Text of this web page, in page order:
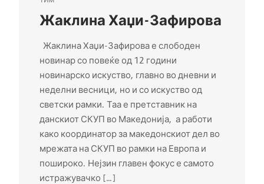
Жаклина Хаџи-Зафирова
Жаклина Хаџи-Зафирова е слободен
новинар со повеќе од 12 години
новинарско искуство, главно во дневни и
неделни весници, но и со искуство од
светски рамки. Таа е претставник на
данскиот СКУП во Македонија, а работи
како координатор за македонскиот дел во
мрежата на СКУП во рамки на Европа и
пошироко. Нејзин главен фокус е самото
истражувачко […]